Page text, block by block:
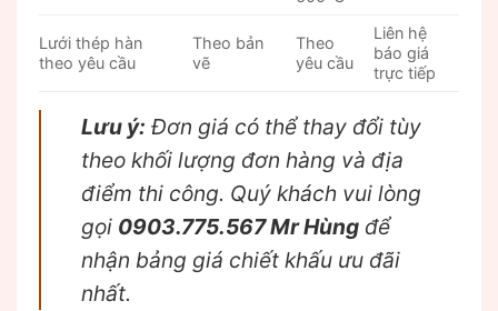
Lưới thép hàn
theo yêu cầu
Theo bản
vẽ
Theo
yêu cầu
Liên hệ
báo giá
trực tiếp
Lưu ý: Đơn giá có thể thay đổi tùy
theo khối lượng đơn hàng và địa
điểm thi công. Quý khách vui lòng
gọi 0903.775.567 Mr Hùng để
nhận bảng giá chiết khấu ưu đãi
nhất.